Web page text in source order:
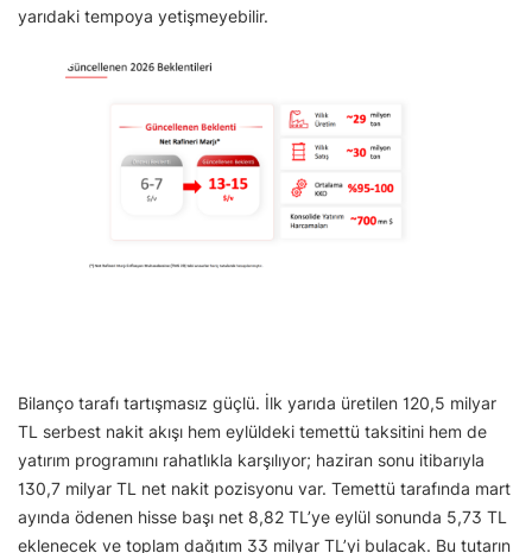
yarıdaki tempoya yetişmeyebilir.
Bilanço tarafı tartışmasız güçlü. İlk yarıda üretilen 120,5 milyar
TL serbest nakit akışı hem eylüldeki temettü taksitini hem de
yatırım programını rahatlıkla karşılıyor; haziran sonu itibarıyla
130,7 milyar TL net nakit pozisyonu var. Temettü tarafında mart
ayında ödenen hisse başı net 8,82 TL’ye eylül sonunda 5,73 TL
eklenecek ve toplam dağıtım 33 milyar TL’yi bulacak. Bu tutarın